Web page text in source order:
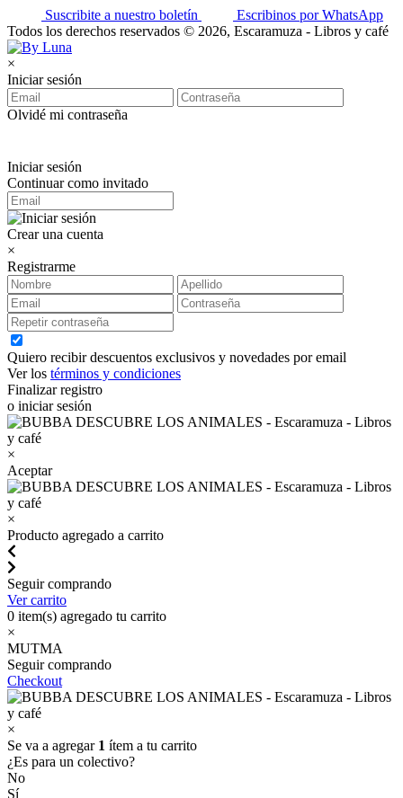
Suscribite a nuestro boletín
Escribinos por WhatsApp
Todos los derechos reservados © 2026, Escaramuza - Libros y café
×
Iniciar sesión
Olvidé mi contraseña
Iniciar sesión
Continuar como invitado
Crear una cuenta
×
Registrarme
Quiero recibir descuentos exclusivos y novedades por email
Ver los términos y condiciones
Finalizar registro
o iniciar sesión
×
Aceptar
×
Producto agregado a carrito
Seguir comprando
Ver carrito
0 item(s) agregado tu carrito
×
MUTMA
Seguir comprando
Checkout
×
Se va a agregar 1 ítem a tu carrito
¿Es para un colectivo?
No
Sí